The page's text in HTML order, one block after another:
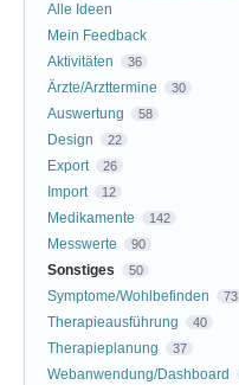
Alle Ideen
Mein Feedback
Aktivitäten
36
Ärzte/Arzttermine 30
Auswertung 58
Design 22
Export 26
Import 12
Medikamente 142
Messwerte 90
Sonstiges 50
Symptome/Wohlbefinden 73
Therapieausführung 40
Therapieplanung 37
Webanwendung/Dashboard